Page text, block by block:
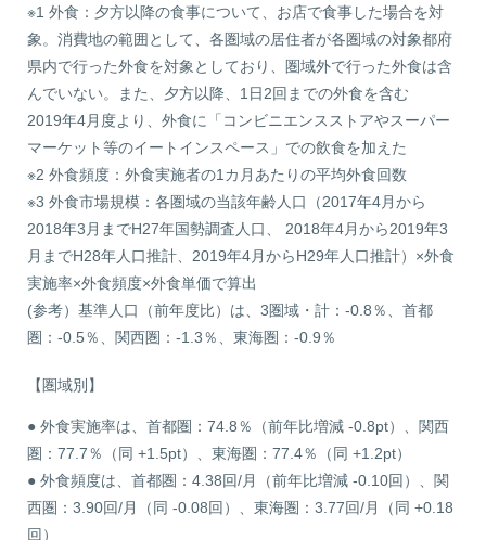
※1 外食：夕方以降の食事について、お店で食事した場合を対
象。消費地の範囲として、各圏域の居住者が各圏域の対象都府
県内で行った外食を対象としており、圏域外で行った外食は含
んでいない。また、夕方以降、1日2回までの外食を含む
2019年4月度より、外食に「コンビニエンスストアやスーパー
マーケット等のイートインスペース」での飲食を加えた
※2 外食頻度：外食実施者の1カ月あたりの平均外食回数
※3 外食市場規模：各圏域の当該年齢人口（2017年4月から
2018年3月までH27年国勢調査人口、 2018年4月から2019年3
月までH28年人口推計、2019年4月からH29年人口推計）×外食
実施率×外食頻度×外食単価で算出
(参考）基準人口（前年度比）は、3圏域・計：-0.8％、首都
圏：-0.5％、関西圏：-1.3％、東海圏：-0.9％
【圏域別】
● 外食実施率は、首都圏：74.8％（前年比増減 -0.8pt）、関西
圏：77.7％（同 +1.5pt）、東海圏：77.4％（同 +1.2pt）
● 外食頻度は、首都圏：4.38回/月（前年比増減 -0.10回）、関
西圏：3.90回/月（同 -0.08回）、東海圏：3.77回/月（同 +0.18
回）